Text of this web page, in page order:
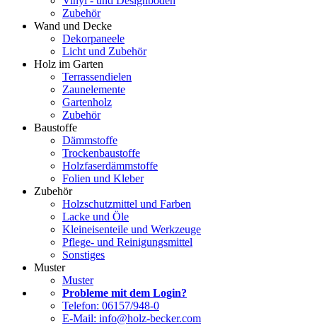
Zubehör
Wand und Decke
Dekorpaneele
Licht und Zubehör
Holz im Garten
Terrassendielen
Zaunelemente
Gartenholz
Zubehör
Baustoffe
Dämmstoffe
Trockenbaustoffe
Holzfaserdämmstoffe
Folien und Kleber
Zubehör
Holzschutzmittel und Farben
Lacke und Öle
Kleineisenteile und Werkzeuge
Pflege- und Reinigungsmittel
Sonstiges
Muster
Muster
Probleme mit dem Login?
Telefon: 06157/948-0
E-Mail: info@holz-becker.com